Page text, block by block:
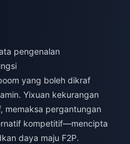
pengenalan
yang boleh dikraf
Yixuan kekurangan
memaksa pergantungan
kompetitif—mencipta
daya maju F2P.